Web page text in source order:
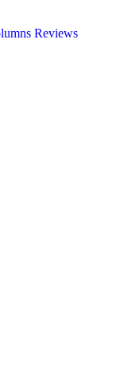
Reviews